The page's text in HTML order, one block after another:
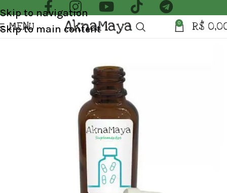
Skip to navigation
Skip to main content
MENU 0 R$